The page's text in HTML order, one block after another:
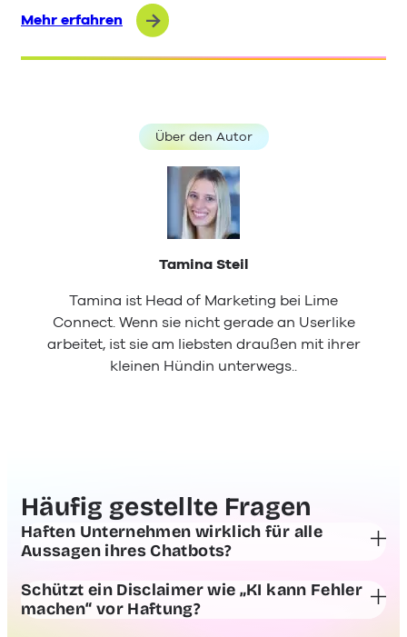
Mehr erfahren
Über den Autor
Tamina Steil
Tamina ist Head of Marketing bei Lime
Connect. Wenn sie nicht gerade an Userlike
arbeitet, ist sie am liebsten draußen mit ihrer
kleinen Hündin unterwegs..
Häufig gestellte Fragen
Haften Unternehmen wirklich für alle
Aussagen ihres Chatbots?
Schützt ein Disclaimer wie „KI kann Fehler
machen“ vor Haftung?